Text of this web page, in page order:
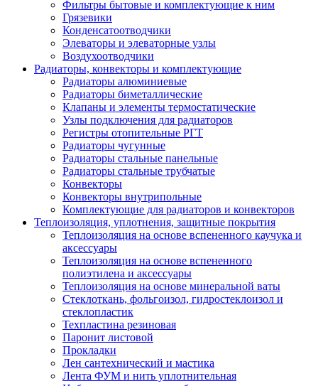
Фильтры бытовые и комплектующие к ним
Грязевики
Конденсатоотводчики
Элеваторы и элеваторные узлы
Воздухоотводчики
Радиаторы, конвекторы и комплектующие
Радиаторы алюминиевые
Радиаторы биметаллические
Клапаны и элементы термостатические
Узлы подключения для радиаторов
Регистры отопительные РГТ
Радиаторы чугунные
Радиаторы стальные панельные
Радиаторы стальные трубчатые
Конвекторы
Конвекторы внутрипольные
Комплектующие для радиаторов и конвекторов
Теплоизоляция, уплотнения, защитные покрытия
Теплоизоляция на основе вспененного каучука и
аксессуары
Теплоизоляция на основе вспененного
полиэтилена и аксессуары
Теплоизоляция на основе минеральной ваты
Стеклоткань, фольгоизол, гидростеклоизол и
стеклопластик
Техпластина резиновая
Паронит листовой
Прокладки
Лен сантехнический и мастика
Лента ФУМ и нить уплотнительная